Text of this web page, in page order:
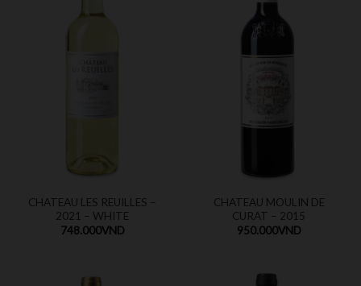
CHATEAU LES REUILLES –
2021 – WHITE
748.000VND
CHATEAU MOULIN DE
CURAT – 2015
950.000VND